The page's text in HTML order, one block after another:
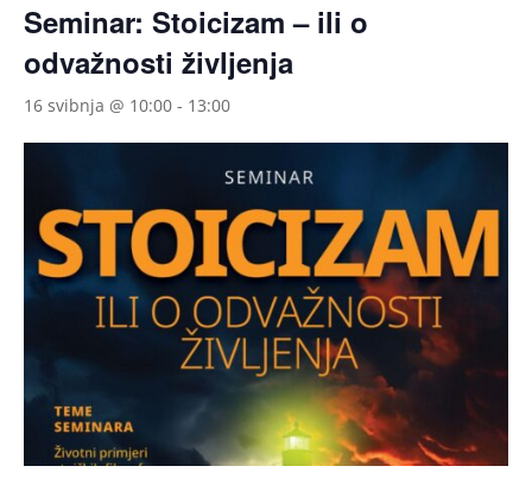
Seminar: Stoicizam – ili o
odvažnosti življenja
16 svibnja @ 10:00 - 13:00